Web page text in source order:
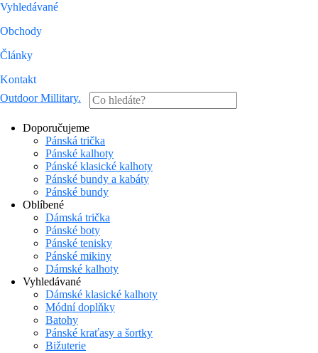
Vyhledávané
Obchody
Články
Kontakt
Outdoor Millitary.
Doporučujeme
Pánská trička
Pánské kalhoty
Pánské klasické kalhoty
Pánské bundy a kabáty
Pánské bundy
Oblíbené
Dámská trička
Pánské boty
Pánské tenisky
Pánské mikiny
Dámské kalhoty
Vyhledávané
Dámské klasické kalhoty
Módní doplňky
Batohy
Pánské kraťasy a šortky
Bižuterie